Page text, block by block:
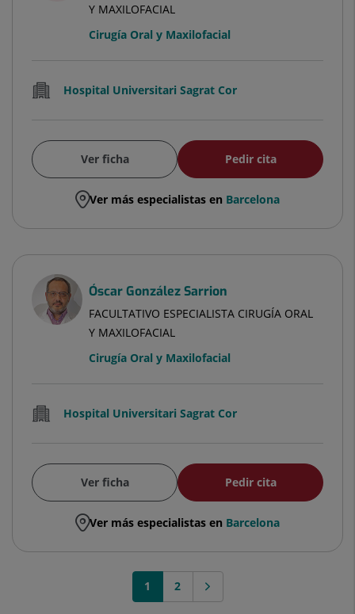
Y MAXILOFACIAL
Cirugía Oral y Maxilofacial
Hospital Universitari Sagrat Cor
Ver ficha Pedir cita
Ver más especialistas en Barcelona
Óscar González Sarrion
FACULTATIVO ESPECIALISTA CIRUGÍA ORAL
Y MAXILOFACIAL
Cirugía Oral y Maxilofacial
Hospital Universitari Sagrat Cor
Ver ficha Pedir cita
Ver más especialistas en Barcelona
1 2